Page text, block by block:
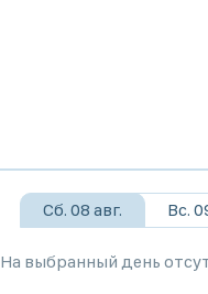
Сб. 08 авг. Вс.
На выбранный день